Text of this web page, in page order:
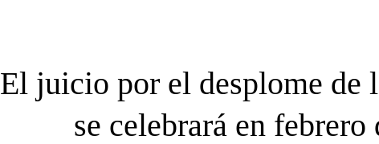
El juicio por el desplome de
se celebrará en febrero